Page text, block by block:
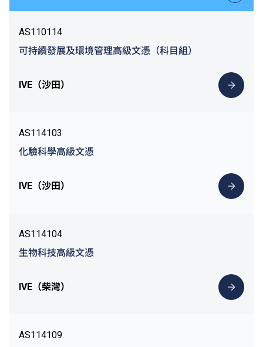
AS110114
可持續發展及環境管理高級文憑（科目組）
IVE（沙田）
AS114103
化驗科學高級文憑
IVE（沙田）
AS114104
生物科技高級文憑
IVE（柴灣）
AS114109